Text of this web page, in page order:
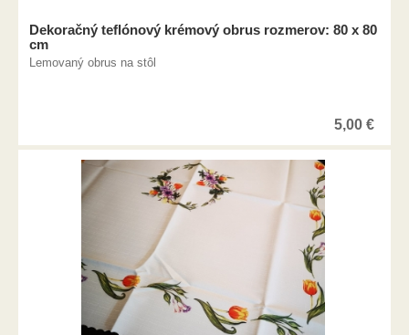
Dekoračný teflónový krémový obrus rozmerov: 80 x 80
cm
Lemovaný obrus na stôl
5,00 €